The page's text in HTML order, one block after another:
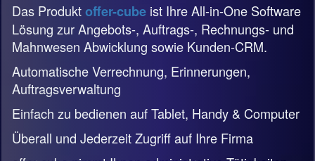
Das Produktoffer-cube ist Ihre All-in-One Software
Lösung zur Angebots-, Auftrags-, Rechnungs- und
Mahnwesen Abwicklung sowie Kunden-CRM.
Automatische Verrechnung, Erinnerungen,
Auftragsverwaltung
Einfach zu bedienen auf Tablet, Handy & Computer
Überall und Jederzeit Zugriff auf Ihre Firma